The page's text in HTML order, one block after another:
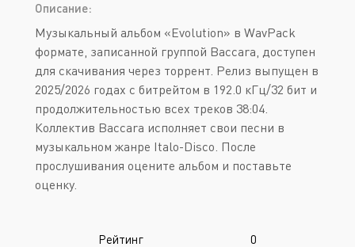
Описание:
Музыкальный альбом «Evolution» в WavPack
формате, записанной группой Baccara, доступен
для скачивания через торрент. Релиз выпущен в
2025/2026 годах с битрейтом в 192.0 кГц/32 бит и
продолжительностью всех треков 38:04.
Коллектив Baccara исполняет свои песни в
музыкальном жанре Italo-Disco. После
прослушивания оцените альбом и поставьте
оценку.
Рейтинг 0